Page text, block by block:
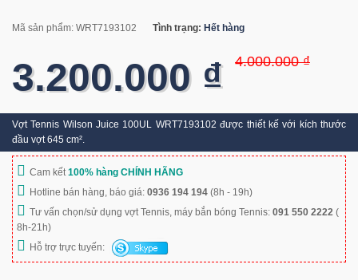
Mã sản phẩm: WRT7193102 Tình trạng: Hết hàng
4.000.000 ₫
3.200.000 ₫
Vợt Tennis Wilson Juice 100UL WRT7193102 được thiết kế với kích thước
đầu vợt 645 cm².
Cam kết100% hàng CHÍNH HÃNG
Hotline bán hàng, báo giá: 0936 194 194 (8h - 19h)
Tư vấn chọn/sử dụng vợt Tennis, máy bắn bóng Tennis: 091 550 2222 (
8h-21h)
Hỗ trợ trực tuyến: